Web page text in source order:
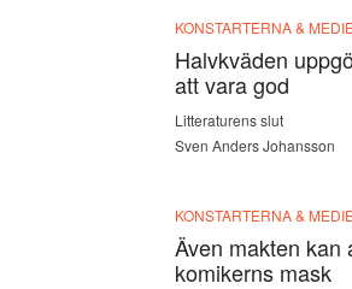
KONSTARTERNA &
Halvkväden
att vara god
Litteraturens slut
Sven Anders Johansson
KONSTARTERNA &
Även makten kan
komikerns mask